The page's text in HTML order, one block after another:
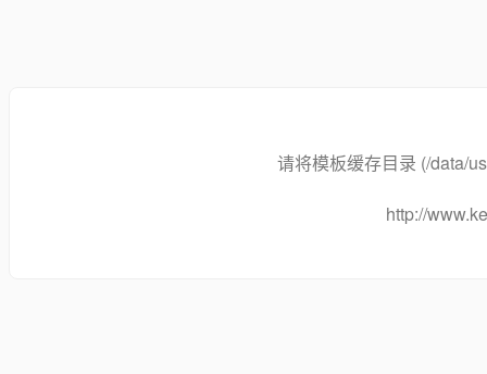
请将模板缓存目录 (/data/
http://